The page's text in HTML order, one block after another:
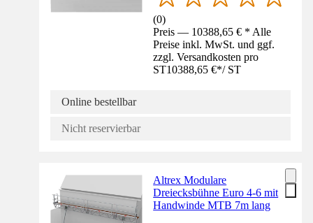
(0)
Preis — 10388,65 € * Alle
Preise inkl. MwSt. und ggf.
zzgl. Versandkosten pro
ST10388,65 €*/ ST
Online bestellbar
Nicht reservierbar
Altrex Modulare
Dreiecksbühne Euro 4-6 mit
Handwinde MTB 7m lang